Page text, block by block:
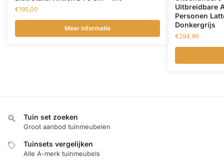
€195,00
Meer informatie
Uitbreidbare
Personen
Donkergrijs
€294,99
Tuin set zoeken
Groot aanbod tuinmeubelen
Tuinsets vergelijken
Alle A-merk tuinmeubels